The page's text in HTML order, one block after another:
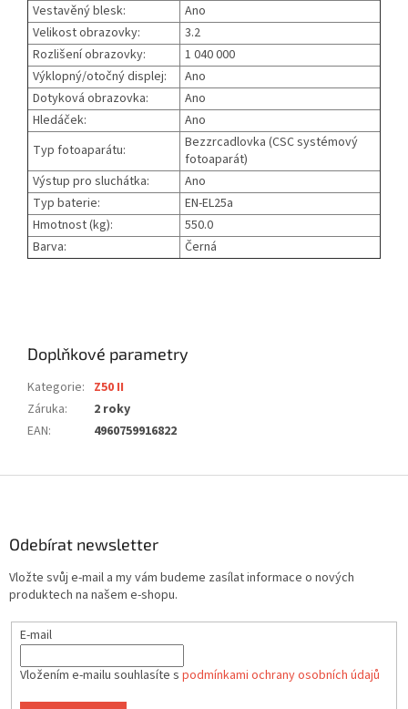
Vestavěný blesk:
Ano
Velikost obrazovky:
3.2
Rozlišení obrazovky:
1 040 000
Výklopný/otočný displej:
Ano
Dotyková obrazovka:
Ano
Hledáček:
Ano
Typ fotoaparátu:
Bezzrcadlovka (CSC systémový
fotoaparát)
Výstup pro sluchátka:
Ano
Typ baterie:
EN-EL25a
Hmotnost (kg):
550.0
Barva:
Černá
Doplňkové parametry
Kategorie: Z50 II
Záruka:
2 roky
EAN: 4960759916822
Odebírat newsletter
Vložte svůj e-mail a my vám budeme zasílat informace o nových
produktech na našem e-shopu.
E-mail
Vložením e-mailu souhlasíte s podmínkami ochrany osobních údajů